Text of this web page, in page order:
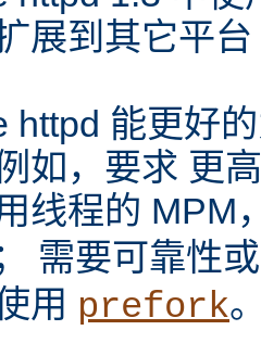
展到其它平
httpd 能更好
如，要求 更
线程的 MPM
需要可靠性
用 prefork